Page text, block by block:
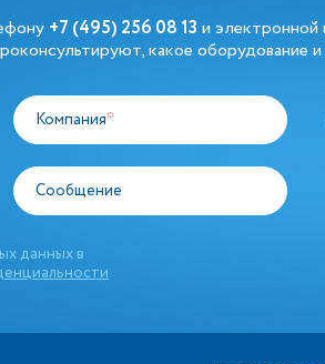
+7 (495) 256 08 13 и электронной
какое оборудование
Компания*
Сообщение
данных в